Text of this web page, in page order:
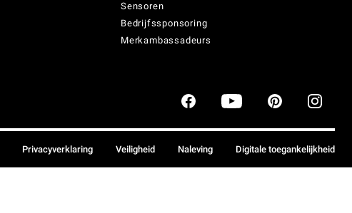
Sensoren
Bedrijfssponsoring
Merkambassadeurs
Privacyverklaring Veiligheid Naleving Digitale toegankelijkheid